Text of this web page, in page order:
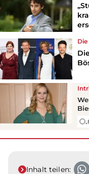
Inhalt teilen: